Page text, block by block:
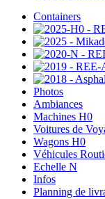
Containers
Photos
Ambiances
Machines H0
Voitures de
Wagons H0
Véhicules
Echelle N
Infos
Planning de